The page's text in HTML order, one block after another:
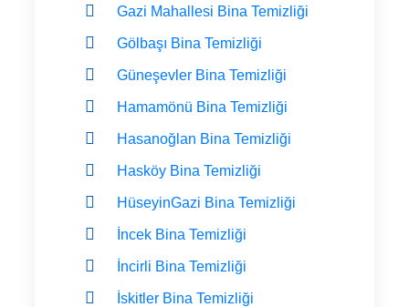
Gazi Mahallesi Bina Temizliği
Gölbaşı Bina Temizliği
Güneşevler Bina Temizliği
Hamamönü Bina Temizliği
Hasanoğlan Bina Temizliği
Hasköy Bina Temizliği
HüseyinGazi Bina Temizliği
İncek Bina Temizliği
İncirli Bina Temizliği
İskitler Bina Temizliği